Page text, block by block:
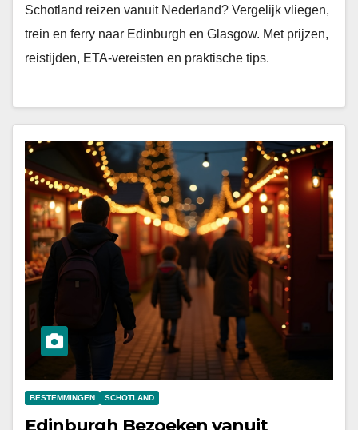
Schotland reizen vanuit Nederland? Vergelijk vliegen,
trein en ferry naar Edinburgh en Glasgow. Met prijzen,
reistijden, ETA-vereisten en praktische tips.
BESTEMMINGEN SCHOTLAND
Edinburgh Bezoeken vanuit